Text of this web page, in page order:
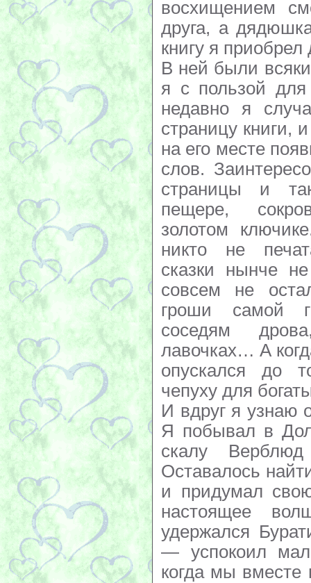
восхищением
друга, а
книгу я
В ней были
я с пользой
недавно я
страницу книги,
на его месте
слов.
страницы и
пещере,
золотом
никто не
сказки нынче
совсем не
гроши самой
соседям
лавочках… А
опускался до
чепуху для
И вдруг я узнаю
Я побывал в
скалу
Оставалось
и придумал
настоящее
удержался
— успокоил
когда мы